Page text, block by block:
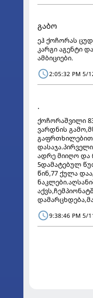
გაბო
ეჰ ქოჩორას
კარგი აგენტი
ამბიციები.
2:05:32 PM 5/
.
ქოჩორაშვილი
ვარდნის
გაფრთხილებით
ადრე მიიღო და
5დამატებულ
წინ,77 ქულა
9:38:46 PM 5/